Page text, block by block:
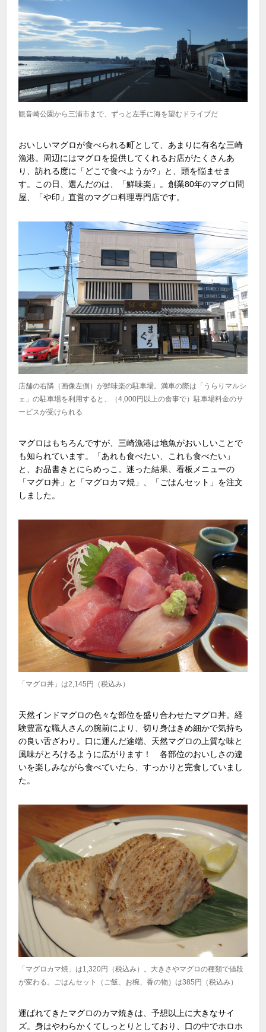
観音崎公園から三浦市まで、ずっと左手に海を望むドライブだ
おいしいマグロが食べられる町として、あまりに有名な三崎
漁港。周辺にはマグロを提供してくれるお店がたくさんあ
り、訪れる度に「どこで食べようか?」と、頭を悩ませま
す。この日、選んだのは、「鮮味楽」。創業80年のマグロ問
屋、「や印」直営のマグロ料理専門店です。
店舗の右隣（画像左側）が鮮味楽の駐車場。満車の際は「うらりマルシ
ェ」の駐車場を利用すると、（4,000円以上の食事で）駐車場料金のサ
ービスが受けられる
マグロはもちろんですが、三崎漁港は地魚がおいしいことで
も知られています。「あれも食べたい、これも食べたい」
と、お品書きとにらめっこ。迷った結果、看板メニューの
「マグロ丼」と「マグロカマ焼」、「ごはんセット」を注文
しました。
「マグロ丼」は2,145円（税込み）
天然インドマグロの色々な部位を盛り合わせたマグロ丼。経
験豊富な職人さんの腕前により、切り身はきめ細かで気持ち
の良い舌ざわり。口に運んだ途端、天然マグロの上質な味と
風味がとろけるように広がります！ 各部位のおいしさの違
いを楽しみながら食べていたら、すっかりと完食していまし
た。
「マグロカマ焼」は1,320円（税込み）。大きさやマグロの種類で値段
が変わる。ごはんセット（ご飯、お椀、香の物）は385円（税込み）
運ばれてきたマグロのカマ焼きは、予想以上に大きなサイ
ズ。身はやわらかくてしっとりとしており、口の中でホロホ